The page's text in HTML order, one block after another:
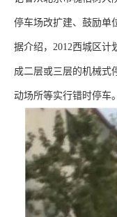
停车场改扩建、鼓励单
据介绍，2012西城区计
成二层或三层的机械式
动场所等实行错时停车。